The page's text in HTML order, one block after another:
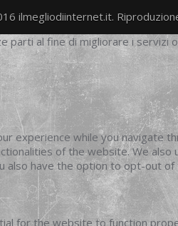
ilmegliodiinternet.it.
parti al fine di migliorare i servizi
experience while you
of the website. We
also have the option to opt-out
for the website to function